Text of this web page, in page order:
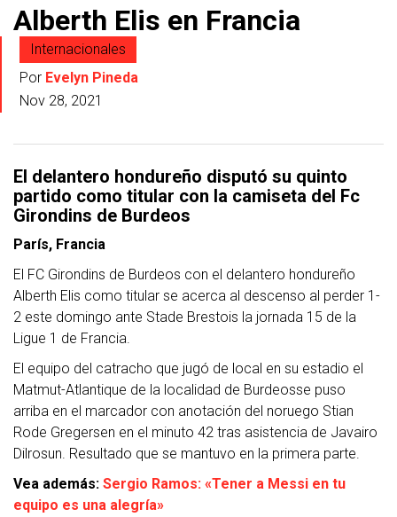
Alberth Elis en Francia
Internacionales
Por Evelyn Pineda
Nov 28, 2021
El delantero hondureño disputó su quinto
partido como titular con la camiseta del Fc
Girondins de Burdeos
París, Francia
El FC Girondins de Burdeos con el delantero hondureño
Alberth Elis como titular se acerca al descenso al perder 1-
2 este domingo ante Stade Brestois la jornada 15 de la
Ligue 1 de Francia.
El equipo del catracho que jugó de local en su estadio el
Matmut-Atlantique de la localidad de Burdeosse puso
arriba en el marcador con anotación del noruego Stian
Rode Gregersen en el minuto 42 tras asistencia de Javairo
Dilrosun. Resultado que se mantuvo en la primera parte.
Vea además: Sergio Ramos: «Tener a Messi en tu
equipo es una alegría»